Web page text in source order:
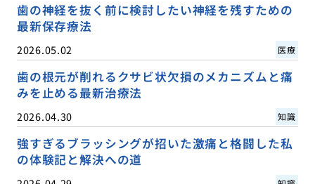
歯の神経を抜く前に検討したい神経を残すための
最新保存療法
2026.05.02 医療
歯の根元が削れるクサビ状欠損のメカニズムと痛
みを止める最新治療法
2026.04.30 知識
強すぎるブラッシングが招いた激痛と格闘した私
の体験記と解決への道